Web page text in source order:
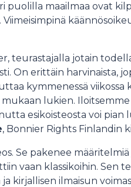
maailmaa ovat
teurastajalla jotain
On erittäin harvinaista,
kymmenessä
lukien. Iloitsemme
esikoisteosta voi pian
, Bonnier Rights Finlandin
Se pakenee määritelmiä
vaan klassikoihin. Sen
kirjallisen ilmaisun